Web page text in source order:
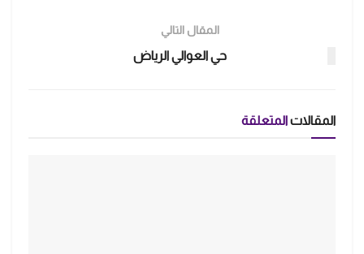
المقال التالي
حي العوالي الرياض
المقالات المتعلقة